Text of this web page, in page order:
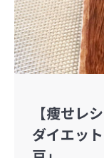
【痩せレ
ダイエッ